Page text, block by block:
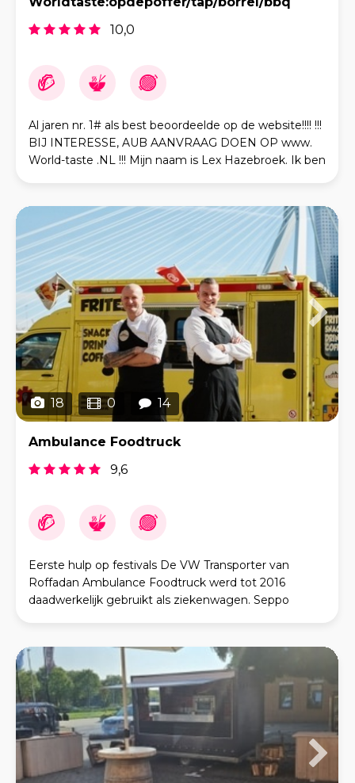
10,0
Al jaren nr. 1# als best beoordeelde op de website!!!! !!!
BIJ INTERESSE, AUB AANVRAAG DOEN OP www.
World-taste .NL !!! Mijn naam is Lex Hazebroek. Ik ben
18 0 14
Ambulance Foodtruck
9,6
Eerste hulp op festivals De VW Transporter van
Roffadan Ambulance Foodtruck werd tot 2016
daadwerkelijk gebruikt als ziekenwagen. Seppo